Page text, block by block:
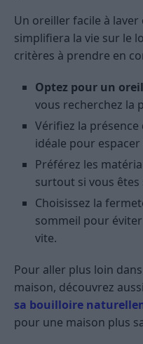
Un oreiller facile à
simplifiera la vie sur le
critères à prendre en
Optez pour un
vous recherchez la
Vérifiez la présence
idéale pour
Préférez les
surtout si vous êtes
Choisissez la
sommeil pour
vite.
Pour aller plus loin
maison, découvrez
sa bouilloire
pour une maison plus